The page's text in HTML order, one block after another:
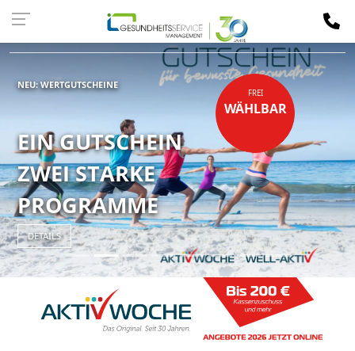
Kassen-
NEU: WERTGUTSCHEINE
EIN GUTSCHEIN
ZWEI STARKE
PROGRAMME
DETAILS
FREI
WÄHLBAR